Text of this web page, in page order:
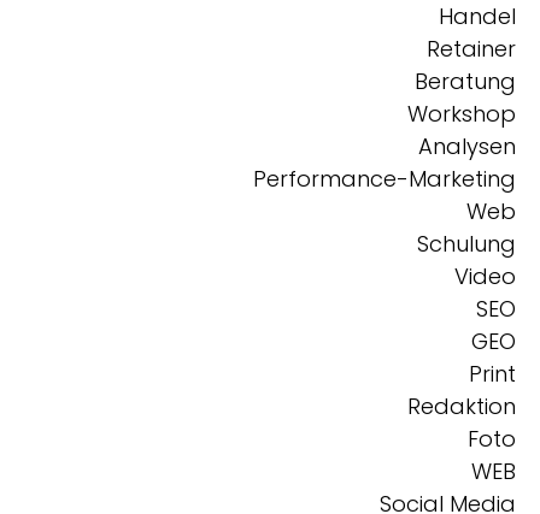
Handel
Retainer
Beratung
Workshop
Analysen
Performance-Marketing
Web
Schulung
Video
SEO
GEO
Print
Redaktion
Foto
WEB
Social Media